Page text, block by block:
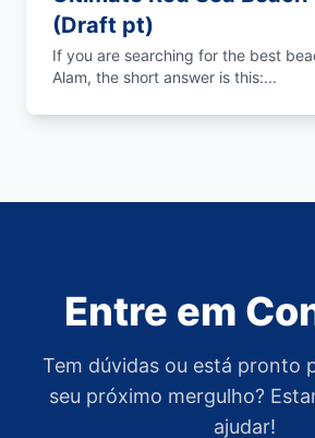
(Draft pt)
If you are searching for the best
Alam, the short answer is this:...
Entre em
Tem dúvidas ou está pronto
seu próximo mergulho?
ajudar!